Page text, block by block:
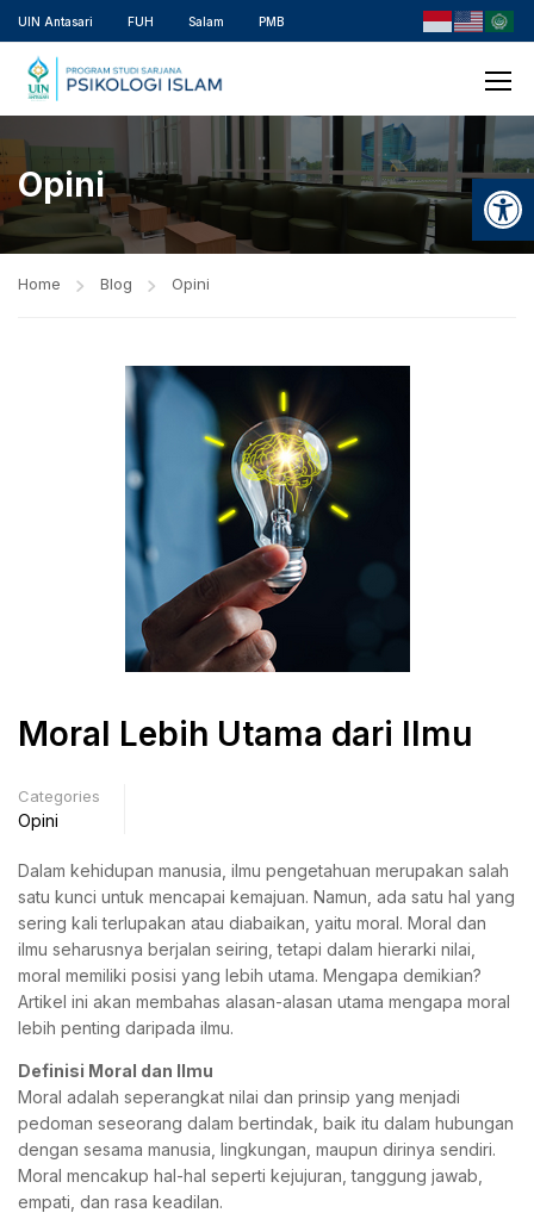
UIN Antasari FUH Salam PMB
Opini
Home Blog Opini
Moral Lebih Utama dari Ilmu
Categories
Opini
Dalam kehidupan manusia, ilmu pengetahuan merupakan salah
satu kunci untuk mencapai kemajuan. Namun, ada satu hal yang
sering kali terlupakan atau diabaikan, yaitu moral. Moral dan
ilmu seharusnya berjalan seiring, tetapi dalam hierarki nilai,
moral memiliki posisi yang lebih utama. Mengapa demikian?
Artikel ini akan membahas alasan-alasan utama mengapa moral
lebih penting daripada ilmu.
Definisi Moral dan Ilmu
Moral adalah seperangkat nilai dan prinsip yang menjadi
pedoman seseorang dalam bertindak, baik itu dalam hubungan
dengan sesama manusia, lingkungan, maupun dirinya sendiri.
Moral mencakup hal-hal seperti kejujuran, tanggung jawab,
empati, dan rasa keadilan.